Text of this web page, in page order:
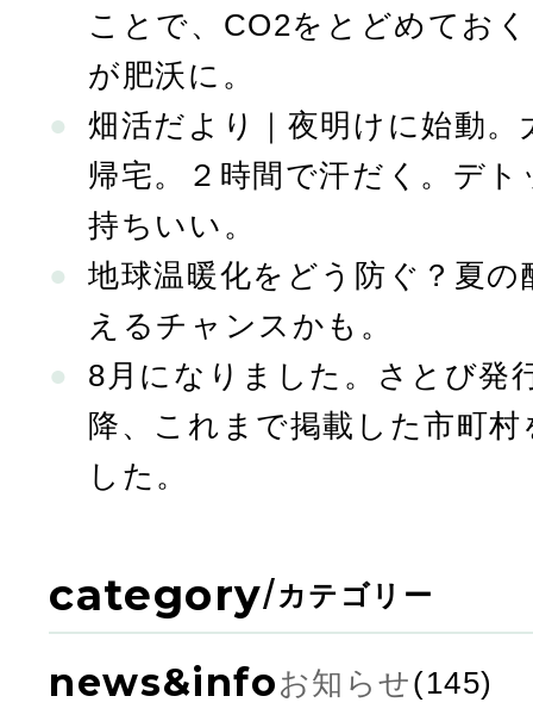
送
り
ことで、CO2をとどめてお
が肥沃に。
畑活だより｜夜明けに始動
帰宅。２時間で汗だく。デ
持ちいい。
地球温暖化をどう防ぐ？夏
えるチャンスかも。
8月になりました。さとび発
降、これまで掲載した市町
した。
category/カテゴリー
news&infoお知らせ(145)